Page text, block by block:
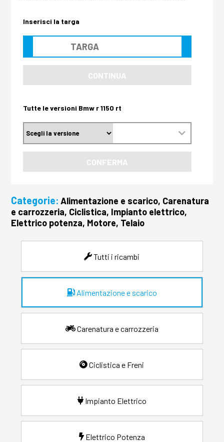
Inserisci la targa
CONTINUA
Tutte le versioni Bmw r 1150 rt
CONFERMA
Categorie: Alimentazione e scarico, Carenatura
e carrozzeria, Ciclistica, Impianto elettrico,
Elettrico potenza, Motore, Telaio
Tutti i ricambi
Alimentazione e scarico
Carenatura e carrozzeria
Ciclistica e Freni
Impianto Elettrico
Elettrico Potenza